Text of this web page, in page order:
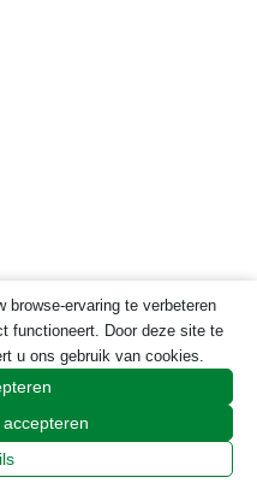
browse-ervaring te verbeteren
functioneert. Door deze site te
u ons gebruik van cookies.